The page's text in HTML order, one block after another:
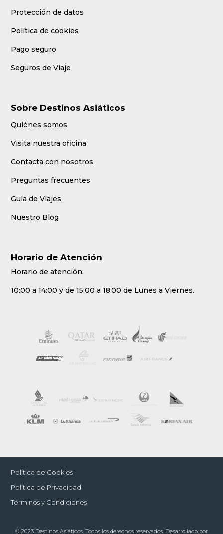
Protección de datos
Política de cookies
Pago seguro
Seguros de Viaje
Sobre Destinos Asiáticos
Quiénes somos
Visita nuestra oficina
Contacta con nosotros
Preguntas frecuentes
Guía de Viajes
Nuestro Blog
Horario de Atención
Horario de atención:
10:00 a 14:00 y de 15:00 a 18:00 de Lunes a Viernes.
Política de Cookies
Política de Privacidad
Términos y Condiciones
© 2023 Destinos Asiáticos. Todos los derechos reservados. Desarrollado por